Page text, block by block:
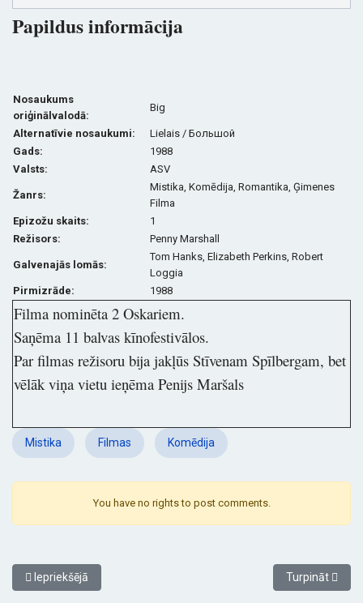
Papildus informācija
Nosaukums
oriģinālvalodā:
Big
Alternatīvie nosaukumi: Lielais / Большой
Gads:
1988
Valsts:
ASV
Žanrs:
Mistika, Komēdija, Romantika, Ģimenes
Filma
Epizožu skaits:
1
Režisors:
Penny Marshall
Galvenajās lomās:
Tom Hanks, Elizabeth Perkins, Robert
Loggia
Pirmizrāde:
1988
Filma nominēta 2 Oskariem.
Saņēma 11 balvas kīnofestivālos.
Par filmas režisoru bija jakļūs Stīvenam Spīlbergam, bet
vēlāk viņa vietu ieņēma Penijs Maršals
Mistika Filmas Komēdija
You have no rights to post comments.
Iepriekšējais raksts: Ruby Sparks / Rubi Sparks / Руби Спаркс
Iepriekšējā Nākamais
Turpināt